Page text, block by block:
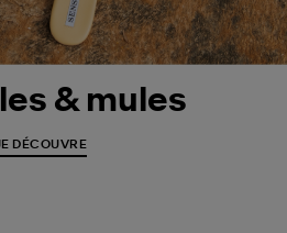
& mules
DÉCOUVRE